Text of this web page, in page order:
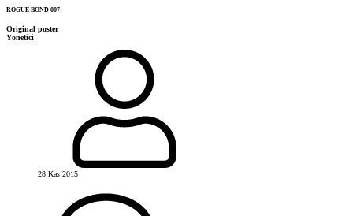
ROGUE BOND 007
Original poster
Yönetici
28 Kas 2015